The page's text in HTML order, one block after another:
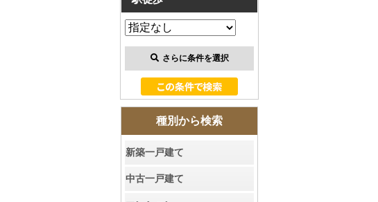
さらに条件を選択
種別から検索
新築一戸建て
中古一戸建て